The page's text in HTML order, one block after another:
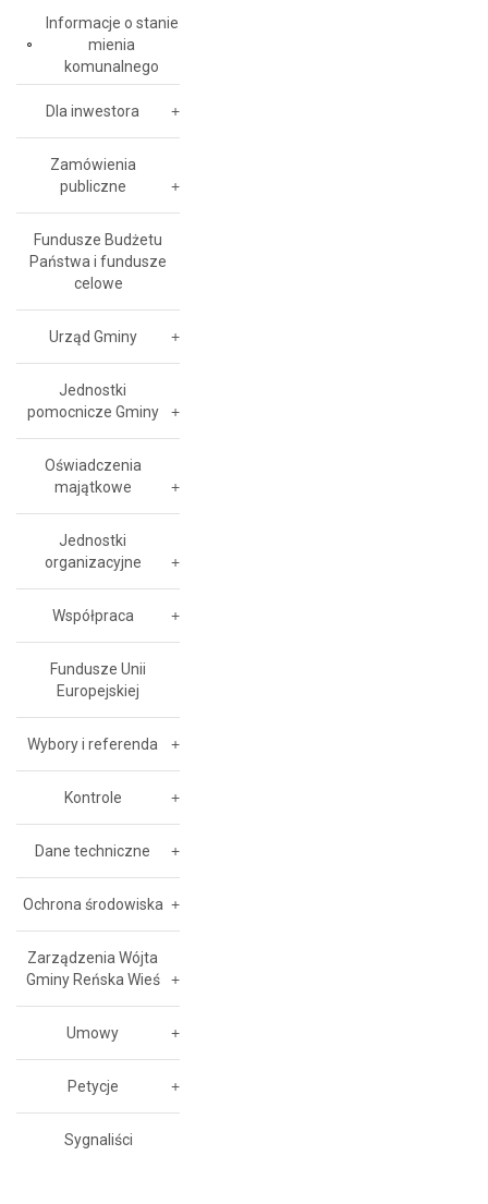
Informacje o stanie
mienia
komunalnego
Dla inwestora
Zamówienia
publiczne
Fundusze Budżetu
Państwa i fundusze
celowe
Urząd Gminy
Jednostki
pomocnicze Gminy
Oświadczenia
majątkowe
Jednostki
organizacyjne
Współpraca
Fundusze Unii
Europejskiej
Wybory i referenda
Kontrole
Dane techniczne
Ochrona środowiska
Zarządzenia Wójta
Gminy Reńska Wieś
Umowy
Petycje
Sygnaliści